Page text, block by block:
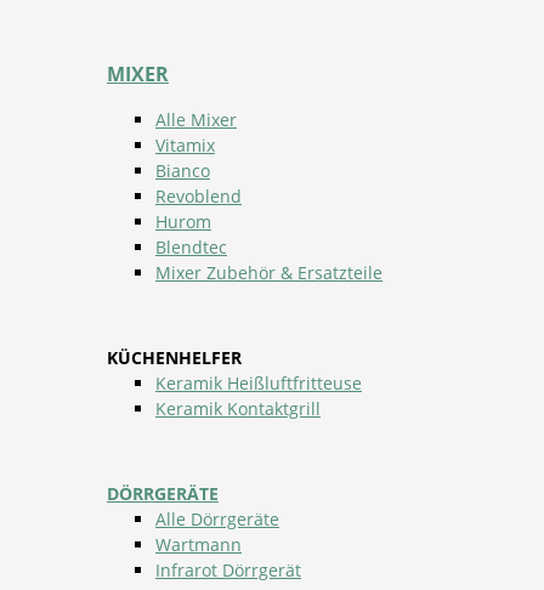
MIXER
Alle Mixer
Vitamix
Bianco
Revoblend
Hurom
Blendtec
Mixer Zubehör & Ersatzteile
KÜCHENHELFER
Keramik Heißluftfritteuse
Keramik Kontaktgrill
DÖRRGERÄTE
Alle Dörrgeräte
Wartmann
Infrarot Dörrgerät